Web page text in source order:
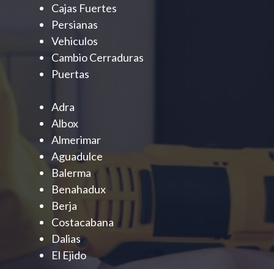
Cajas Fuertes
Persianas
Vehiculos
Cambio Cerraduras
Puertas
Adra
Albox
Almerimar
Aguadulce
Balerma
Benahadux
Berja
Costacabana
Dalias
El Ejido